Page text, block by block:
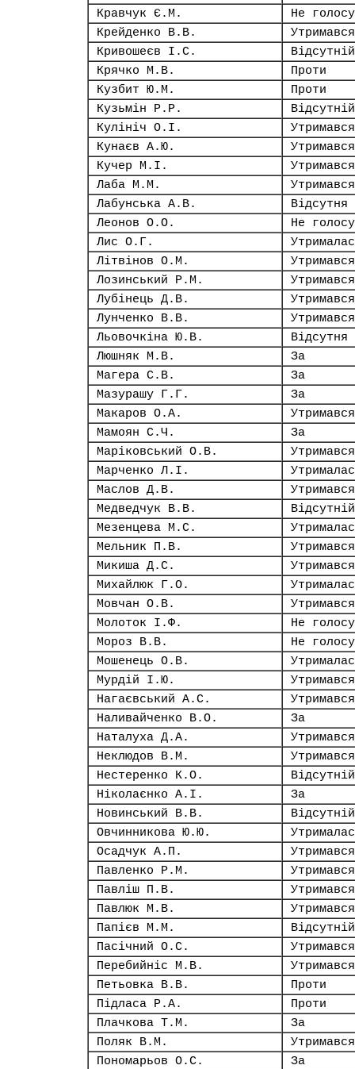
Кравчук Є.М.
Не
Крейденко В.В.
Утримався
Кривошеєв І.С.
Відсутній
Крячко М.В.
Проти
Кузбит Ю.М.
Проти
Кузьмін Р.Р.
Відсутній
Кулініч О.І.
Утримався
Кунаєв А.Ю.
Утримався
Кучер М.І.
Утримався
Лаба М.М.
Утримався
Лабунська А.В.
Відсутня
Леонов О.О.
Не
Лис О.Г.
Літвінов О.М.
Утримався
Лозинський Р.М.
Утримався
Лубінець Д.В.
Утримався
Лунченко В.В.
Утримався
Льовочкіна Ю.В.
Відсутня
Люшняк М.В.
За
Магера С.В.
За
Мазурашу Г.Г.
За
Макаров О.А.
Утримався
Мамоян С.Ч.
За
Маріковський О.В.
Утримався
Марченко Л.І.
Маслов Д.В.
Утримався
Медведчук В.В.
Відсутній
Мезенцева М.С.
Мельник П.В.
Утримався
Микиша Д.С.
Утримався
Михайлюк Г.О.
Мовчан О.В.
Утримався
Молоток І.Ф.
Не
Мороз В.В.
Не
Мошенець О.В.
Мурдій І.Ю.
Утримався
Нагаєвський А.С.
Утримався
Наливайченко В.О.
За
Наталуха Д.А.
Утримався
Неклюдов В.М.
Утримався
Нестеренко К.О.
Відсутній
Ніколаєнко А.І.
За
Новинський В.В.
Відсутній
Овчинникова Ю.Ю.
Осадчук А.П.
Утримався
Павленко Р.М.
Утримався
Павліш П.В.
Утримався
Павлюк М.В.
Утримався
Папієв М.М.
Відсутній
Пасічний О.С.
Утримався
Перебийніс М.В.
Утримався
Петьовка В.В.
Проти
Підласа Р.А.
Проти
Плачкова Т.М.
За
Поляк В.М.
Утримався
Пономарьов О.С.
За